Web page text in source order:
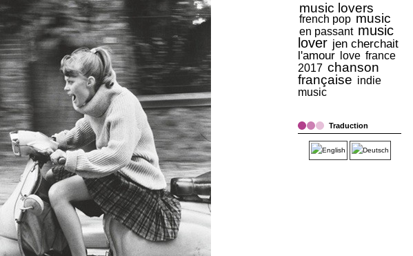
music lovers
french pop music
en passant music
lover jen cherchait
l'amour
love france
2017 chanson
française indie
music
Traduction